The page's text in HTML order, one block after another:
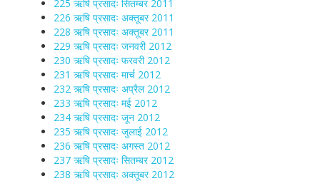
225 ऋषि प्रसादः सितम्बर 2011
226 ऋषि प्रसादः अक्तूबर 2011
228 ऋषि प्रसादः अक्तूबर 2011
229 ऋषि प्रसादः जनवरी 2012
230 ऋषि प्रसादः फरवरी 2012
231 ऋषि प्रसादः मार्च 2012
232 ऋषि प्रसादः अप्रैल 2012
233 ऋषि प्रसादः मई 2012
234 ऋषि प्रसादः जून 2012
235 ऋषि प्रसादः जुलाई 2012
236 ऋषि प्रसादः अगस्त 2012
237 ऋषि प्रसादः सितम्बर 2012
238 ऋषि प्रसादः अक्तूबर 2012